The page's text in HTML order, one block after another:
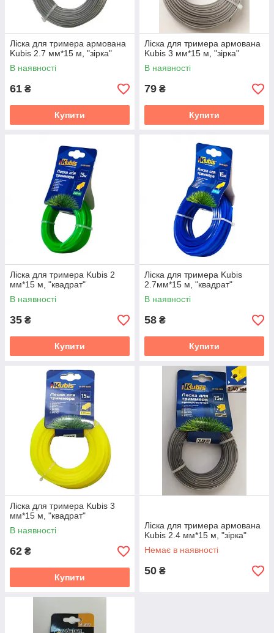
Ліска для тримера армована
Kubis 2.7 мм*15 м, "зірка"
В наявності
61 ₴
Купити
Ліска для тримера армована
Kubis 3 мм*15 м, "зірка"
В наявності
79 ₴
Купити
Ліска для тримера Kubis 2
мм*15 м, "квадрат"
В наявності
35 ₴
Купити
Ліска для тримера Kubis
2.7мм*15 м, "квадрат"
В наявності
58 ₴
Купити
Ліска для тримера Kubis 3
мм*15 м, "квадрат"
В наявності
62 ₴
Купити
Ліска для тримера армована
Kubis 2.4 мм*15 м, "зірка"
Немає в наявності
50 ₴